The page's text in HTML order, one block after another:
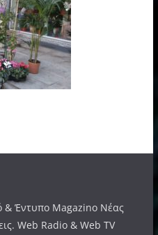
& Έντυπο Magazino Νέας
Web Radio & Web TV